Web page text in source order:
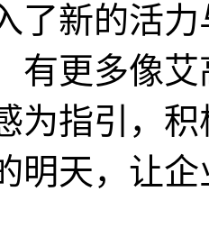
了新的活
有更多像
为指引，
明天，让